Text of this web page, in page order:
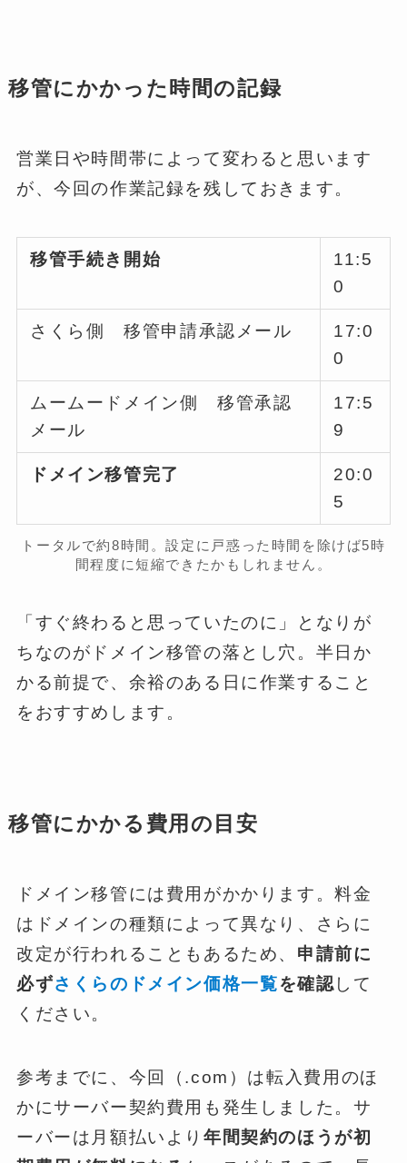
移管にかかった時間の記録
営業日や時間帯によって変わると思います
が、今回の作業記録を残しておきます。
移管手続き開始
11:5
0
さくら側 移管申請承認メール
17:0
0
ムームードメイン側 移管承認
メール
17:5
9
ドメイン移管完了
20:0
5
トータルで約8時間。設定に戸惑った時間を除けば5時
間程度に短縮できたかもしれません。
「すぐ終わると思っていたのに」となりが
ちなのがドメイン移管の落とし穴。半日か
かる前提で、余裕のある日に作業すること
をおすすめします。
移管にかかる費用の目安
ドメイン移管には費用がかかります。料金
はドメインの種類によって異なり、さらに
改定が行われることもあるため、 申請前に
必ずさくらのドメイン価格一覧を確認して
ください。
参考までに、今回（.com）は転入費用のほ
かにサーバー契約費用も発生しました。サ
ーバーは月額払いより年間契約のほうが初